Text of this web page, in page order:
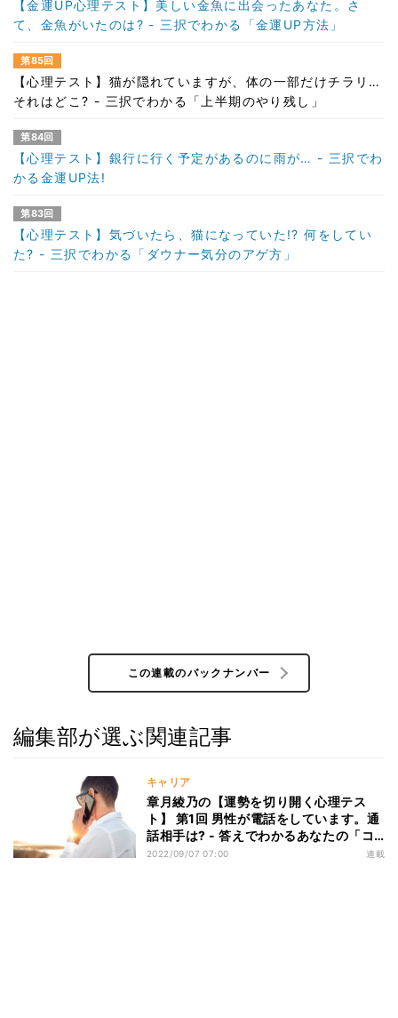
【金運UP心理テスト】美しい金魚に出会ったあなた。さ
て、金魚がいたのは? - 三択でわかる「金運UP方法」
第85回
【心理テスト】猫が隠れていますが、体の一部だけチラリ…
それはどこ? - 三択でわかる「上半期のやり残し」
第84回
【心理テスト】銀行に行く予定があるのに雨が… - 三択でわ
かる金運UP法!
第83回
【心理テスト】気づいたら、猫になっていた!? 何をしてい
た? - 三択でわかる「ダウナー気分のアゲ方」
この連載のバックナンバー
編集部が選ぶ関連記事
キャリア
章月綾乃の【運勢を切り開く心理テス
ト】 第1回 男性が電話をしています。通
話相手は? - 答えでわかるあなたの「コ
ミュニケーション能力」#心理テスト
2022/09/07 07:00 連載